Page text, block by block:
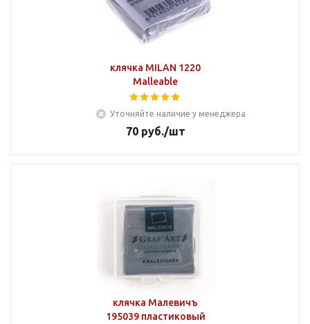
клячка MILAN 1220
Malleable
Уточняйте наличие у менеджера
70руб./шт
клячка Малевичъ
195039 пластиковый